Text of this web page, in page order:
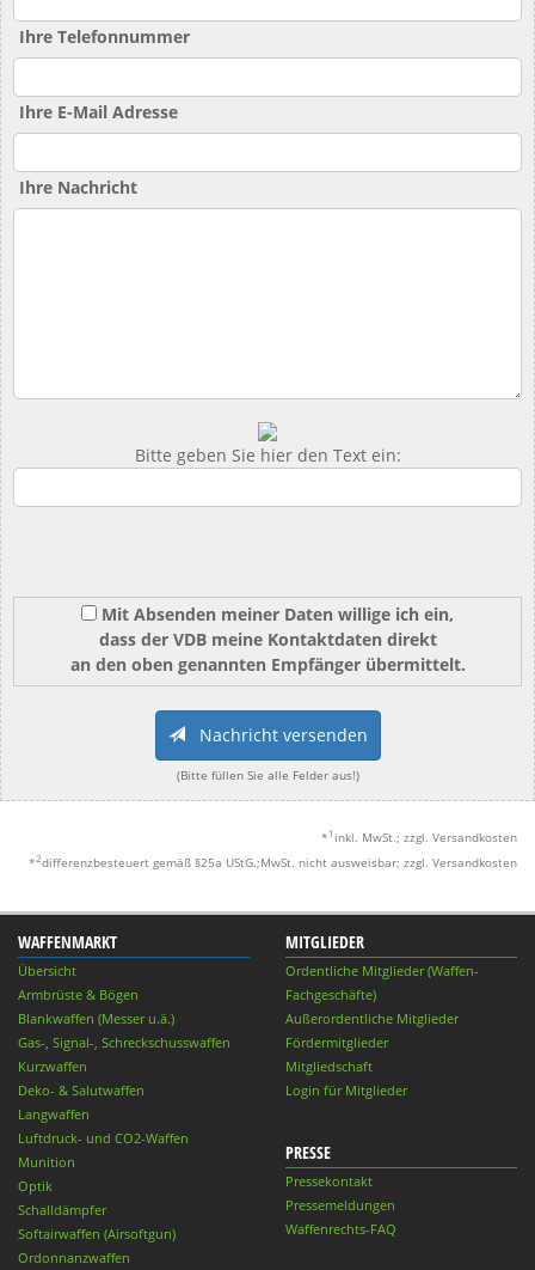
Ihre Telefonnummer
Ihre E-Mail Adresse
Ihre Nachricht
Bitte geben Sie hier den Text ein:
Mit Absenden meiner Daten willige ich ein,
dass der VDB meine Kontaktdaten direkt
an den oben genannten Empfänger übermittelt.
Nachricht versenden
(Bitte füllen Sie alle Felder aus!)
* 1 inkl. MwSt.; zzgl. Versandkosten
*2differenzbesteuert gemäß §25a UStG.;MwSt. nicht ausweisbar; zzgl. Versandkosten
WAFFENMARKT
Übersicht
Armbrüste & Bögen
Blankwaffen (Messer u.ä.)
Gas-, Signal-, Schreckschusswaffen
Kurzwaffen
Deko- & Salutwaffen
Langwaffen
Luftdruck- und CO2-Waffen
Munition
Optik
Schalldämpfer
Softairwaffen (Airsoftgun)
Ordonnanzwaffen
MITGLIEDER
Ordentliche Mitglieder (Waffen-
Fachgeschäfte)
Außerordentliche Mitglieder
Fördermitglieder
Mitgliedschaft
Login für Mitglieder
PRESSE
Pressekontakt
Pressemeldungen
Waffenrechts-FAQ